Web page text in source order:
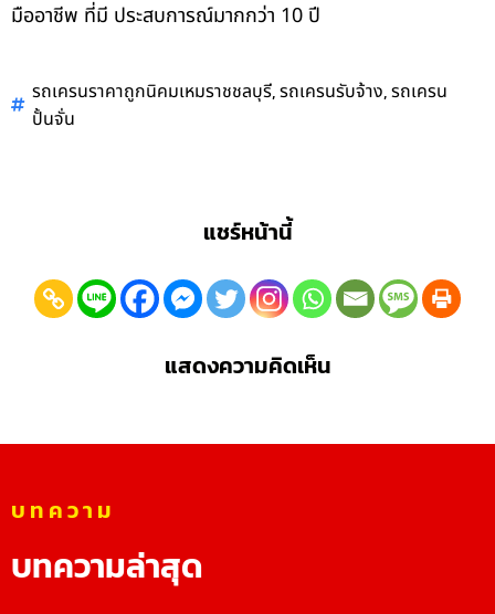
มืออาชีพ ที่มี ประสบการณ์มากกว่า 10 ปี
รถเครนราคาถูกนิคมเหมราชชลบุรี,รถเครนรับจ้าง,รถเครน
ปั้นจั่น
แชร์หน้านี้
แสดงความคิดเห็น
บทความ
บทความล่าสุด